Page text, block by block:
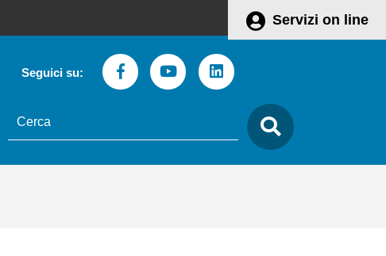
Servizi on line
Seguici su: FacebookYoutubeLinkedin
testo
da
cercare